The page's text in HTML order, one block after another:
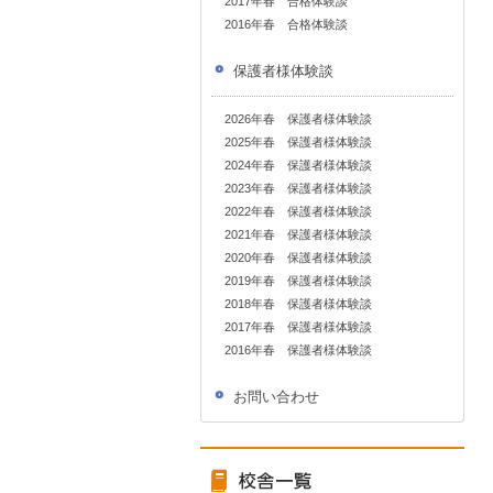
2016年春 合格体験談
保護者様体験談
2026年春 保護者様体験談
2025年春 保護者様体験談
2024年春 保護者様体験談
2023年春 保護者様体験談
2022年春 保護者様体験談
2021年春 保護者様体験談
2020年春 保護者様体験談
2019年春 保護者様体験談
2018年春 保護者様体験談
2017年春 保護者様体験談
2016年春 保護者様体験談
お問い合わせ